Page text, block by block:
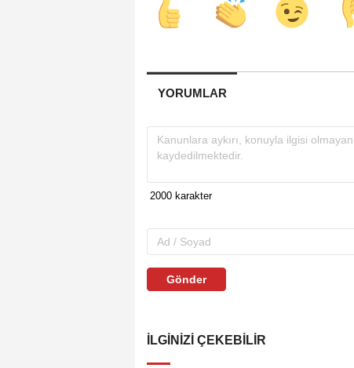
YORUMLAR
Gönder
İLGINIZI ÇEKEBILIR